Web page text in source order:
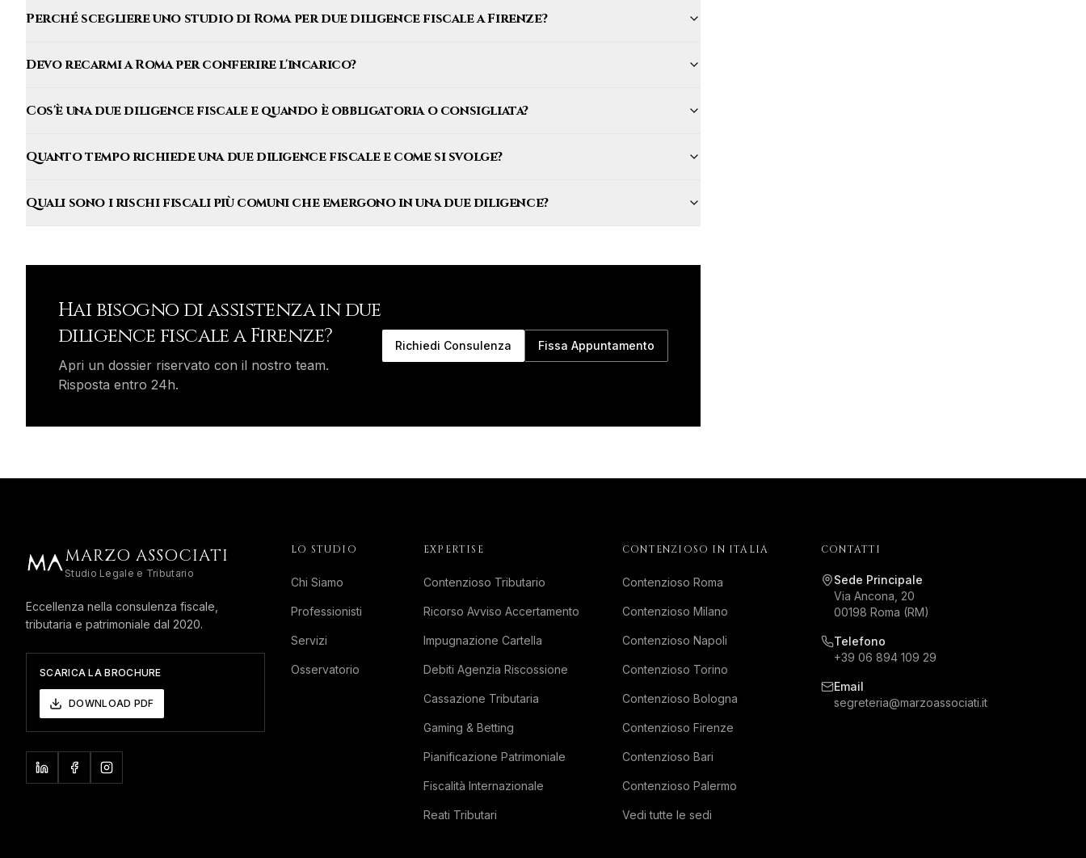
Perché scegliere uno studio di Roma per due diligence fiscale a Firenze?
Devo recarmi a Roma per conferire l'incarico?
Cos'è una due diligence fiscale e quando è obbligatoria o consigliata?
Quanto tempo richiede una due diligence fiscale e come si svolge?
Quali sono i rischi fiscali più comuni che emergono in una due diligence?
Hai bisogno di assistenza indue
diligence fiscaleaFirenze?
Apri un dossier riservato con il nostro team.
Risposta entro 24h.
Richiedi Consulenza Fissa Appuntamento
MARZO ASSOCIATI
Studio Legale e Tributario
Eccellenza nella consulenza fiscale,
tributaria e patrimoniale dal 2020.
SCARICA LA BROCHURE
DOWNLOAD PDF
LO STUDIO
Chi Siamo
Professionisti
Servizi
Osservatorio
EXPERTISE
Contenzioso Tributario
Ricorso Avviso Accertamento
Impugnazione Cartella
Debiti Agenzia Riscossione
Cassazione Tributaria
Gaming & Betting
Pianificazione Patrimoniale
Fiscalità Internazionale
Reati Tributari
CONTENZIOSO IN ITALIA
Contenzioso Roma
Contenzioso Milano
Contenzioso Napoli
Contenzioso Torino
Contenzioso Bologna
Contenzioso Firenze
Contenzioso Bari
Contenzioso Palermo
Vedi tutte le sedi
CONTATTI
Sede Principale
Via Ancona, 20
00198 Roma (RM)
Telefono
+39 06 894 109 29
Email
segreteria@marzoassociati.it